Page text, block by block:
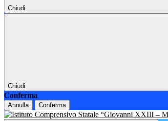
Chiudi
Chiudi
Conferma
Annulla Conferma